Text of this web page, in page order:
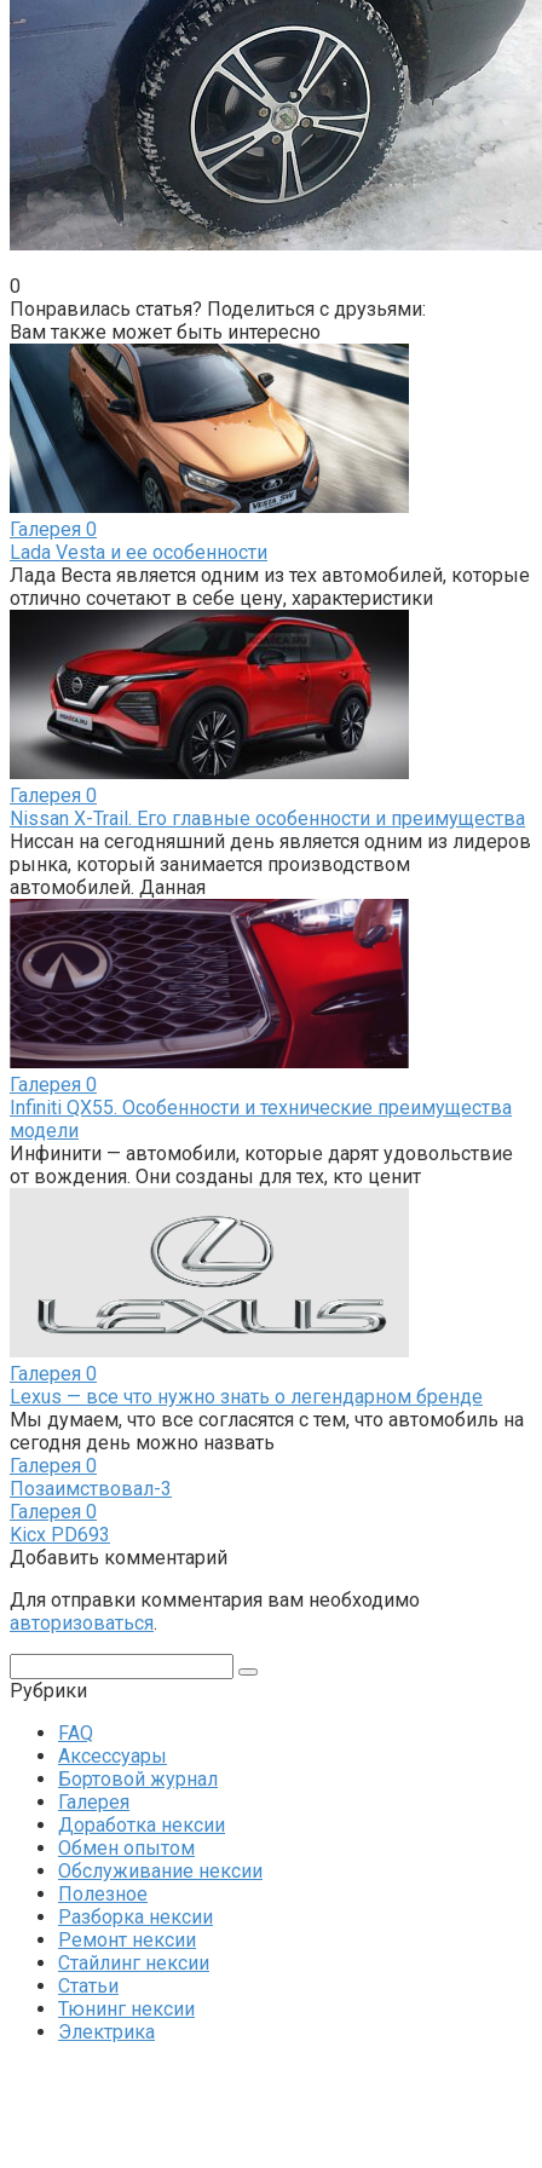
0
Понравилась статья? Поделиться с друзьями:
Вам также может быть интересно
Галерея 0
Lada Vesta и ее особенности
Лада Веста является одним из тех автомобилей, которые
отлично сочетают в себе цену, характеристики
Галерея 0
Nissan X-Trail. Его главные особенности и преимущества
Ниссан на сегодняшний день является одним из лидеров
рынка, который занимается производством
автомобилей. Данная
Галерея 0
Infiniti QX55. Особенности и технические преимущества
модели
Инфинити — автомобили, которые дарят удовольствие
от вождения. Они созданы для тех, кто ценит
Галерея 0
Lexus — все что нужно знать о легендарном бренде
Мы думаем, что все согласятся с тем, что автомобиль на
сегодня день можно назвать
Галерея 0
Позаимствовал-3
Галерея 0
Kicx PD693
Добавить комментарий
Для отправки комментария вам необходимо
авторизоваться.
Рубрики
FAQ
Аксессуары
Бортовой журнал
Галерея
Доработка нексии
Обмен опытом
Обслуживание нексии
Полезное
Разборка нексии
Ремонт нексии
Стайлинг нексии
Статьи
Тюнинг нексии
Электрика